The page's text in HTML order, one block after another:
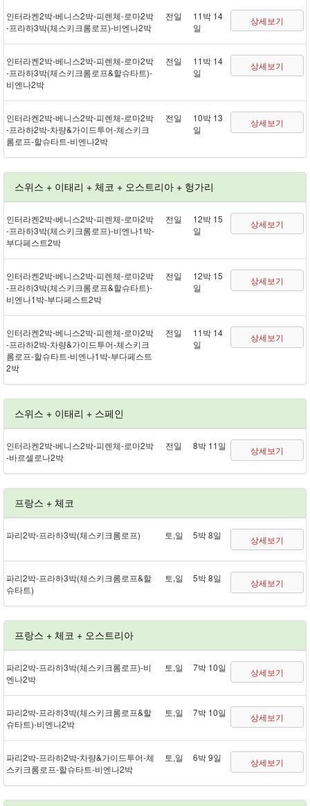
인터라켄 2박 - 베니스 2박 - 피렌체 - 로마 2박
- 프라하 3박(체스키크롬로프) - 비엔나 2박
전일
11박 14
일
상세보기
인터라켄 2박 - 베니스 2박 - 피렌체 - 로마 2박
- 프라하 3박(체스키크롬로프&할슈타트) -
비엔나 2박
전일
11박 14
일
상세보기
인터라켄 2박 - 베니스 2박 - 피렌체 - 로마 2박
- 프라하 2박 - 차량&가이드투어 - 체스키크
롬로프 - 할슈타트 - 비엔나 2박
전일
10박 13
일
상세보기
스위스 + 이태리 + 체코 + 오스트리아 + 헝가리
인터라켄 2박 - 베니스 2박 - 피렌체 - 로마 2박
- 프라하 3박(체스키크롬로프) - 비엔나 1박 -
부다페스트 2박
전일
12박 15
일
상세보기
인터라켄 2박 - 베니스 2박 - 피렌체 - 로마 2박
- 프라하 3박(체스키크롬로프&할슈타트) -
비엔나 1박 - 부다페스트 2박
전일
12박 15
일
상세보기
인터라켄 2박 - 베니스 2박 - 피렌체 - 로마 2박
- 프라하 2박 - 차량&가이드투어 - 체스키크
롬로프 - 할슈타트 - 비엔나 1박 - 부다페스트
2박
전일
11박 14
일
상세보기
스위스 + 이태리 + 스페인
인터라켄 2박 - 베니스 2박 - 피렌체 - 로마 2박
- 바르셀로나 2박
전일 8박 11일 상세보기
프랑스 + 체코
파리 2박 - 프라하 3박(체스키크롬로프) 토,일 5박 8일 상세보기
파리 2박 - 프라하 3박(체스키크롬로프&할
슈타트)
토,일 5박 8일 상세보기
프랑스 + 체코 + 오스트리아
파리 2박 - 프라하 3박(체스키크롬로프) - 비
엔나 2박
토,일 7박 10일 상세보기
파리 2박 - 프라하 3박(체스키크롬로프&할
슈타트) - 비엔나 2박
토,일 7박 10일 상세보기
파리 2박 - 프라하 2박 - 차량&가이드투어 - 체
스키크롬로프 - 할슈타트 - 비엔나 2박
토,일 6박 9일 상세보기